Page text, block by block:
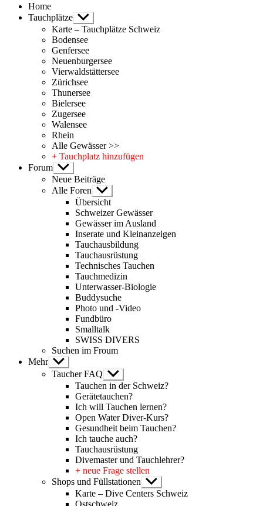
Home
Tauchplätze Untermenü
anzeigen
Karte – Tauchplätze Schweiz
Bodensee
Genfersee
Neuenburgersee
Vierwaldstättersee
Zürichsee
Thunersee
Bielersee
Zugersee
Walensee
Rhein
Alle Gewässer >>
+ Tauchplatz hinzufügen
Forum Untermenü
anzeigen
Neue Beiträge
Alle Foren Untermenü
anzeigen
Übersicht
Schweizer Gewässer
Gewässer im Ausland
Inserate und Kleinanzeigen
Tauchausbildung
Tauchausrüstung
Technisches Tauchen
Tauchmedizin
Unterwasser-Biologie
Buddysuche
Photo und -Video
Fundbüro
Smalltalk
SWISS DIVERS
Suchen im Froum
Mehr Untermenü
anzeigen
Taucher FAQ Untermenü
anzeigen
Tauchen in der Schweiz?
Gerätetauchen?
Ich will Tauchen lernen?
Open Water Diver-Kurs?
Gesundheit beim Tauchen?
Ich tauche auch?
Tauchausrüstung
Divemaster und Tauchlehrer?
+ neue Frage stellen
Shops und Füllstationen Untermenü
anzeigen
Karte – Dive Centers Schweiz
Ostschweiz